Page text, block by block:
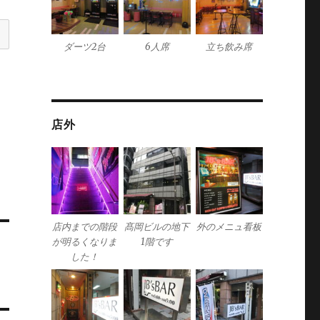
ダーツ2台 6人席 立ち飲み席
店外
店内までの階段
が明るくなりま
した！
髙岡ビルの地下
1階です
外のメニュ看板